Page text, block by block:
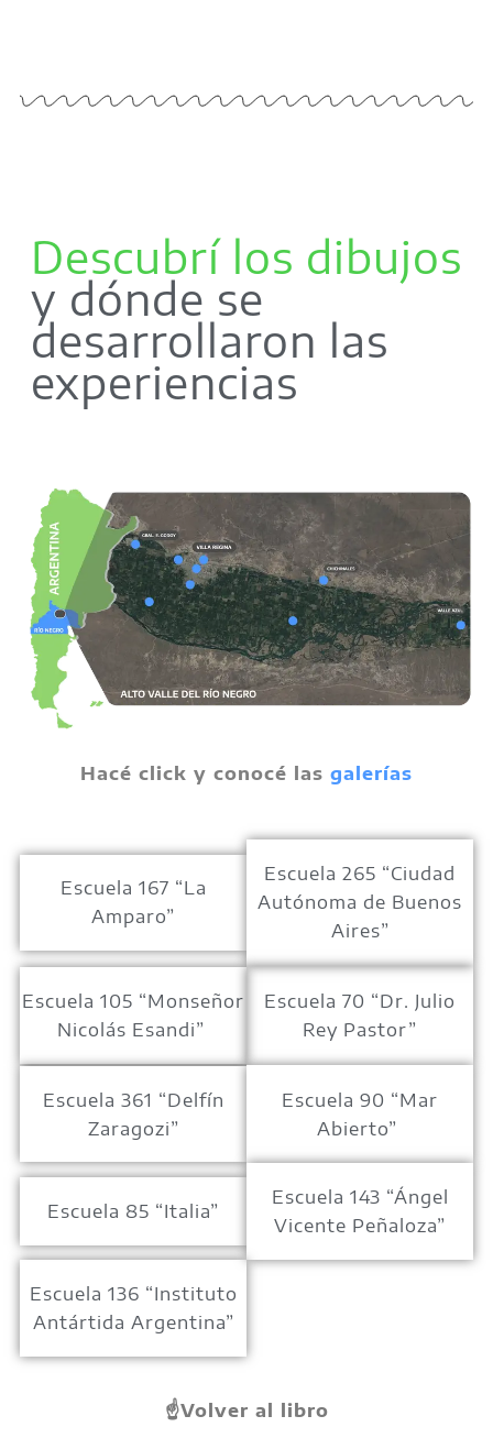
Descubrí los dibujos
y dónde se
desarrollaron las
experiencias
Hacé click y conocé las galerías
Escuela 167 “La
Amparo”
Escuela 265 “Ciudad
Autónoma de Buenos
Aires”
Escuela 105 “Monseñor
Nicolás Esandi”
Escuela 70 “Dr. Julio
Rey Pastor”
Escuela 361 “Delfín
Zaragozi”
Escuela 90 “Mar
Abierto”
Escuela 85 “Italia”
Escuela 143 “Ángel
Vicente Peñaloza”
Escuela 136 “Instituto
Antártida Argentina”
☝️Volver al libro